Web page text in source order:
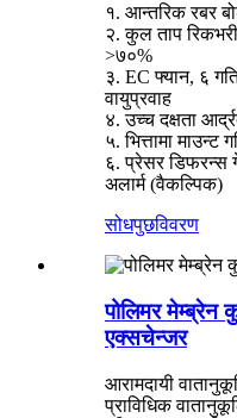
१. आन्तरिक रबर
२. कुल ताप
>७०%
३. EC फ्यान, ६
वायुप्रवाह
४. उच्च दक्षता
५. भित्तामा
६. प्रेसर डिफरन्स
अलार्म (वैकल्पिक)
सोधपुछविवरण
पोलिमर मेम्ब्रेन
एक्सचेन्जर
आरामदायी
प्राविधिक